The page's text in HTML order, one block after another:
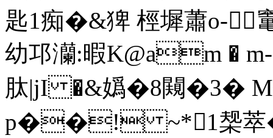
匙1痴�&猈 桱墀蕭o-
幼邛灡:暇K@am �
肽|jI �&嬀�8闚�3�
p��! ~*1椝萃